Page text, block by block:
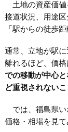
33 鹿島町下
34 常磐下湯長
36 小名浜愛
37 小名浜大
38 小名浜愛
39 草木台
40 平赤井比
41 内郷高坂
土地の資産価値
接道状況、用途
「駅からの徒歩距
通常、立地が駅
離れるほど、価格
での移動が中心
ど重視されないこ
では、福島県い
価格・相場を見て